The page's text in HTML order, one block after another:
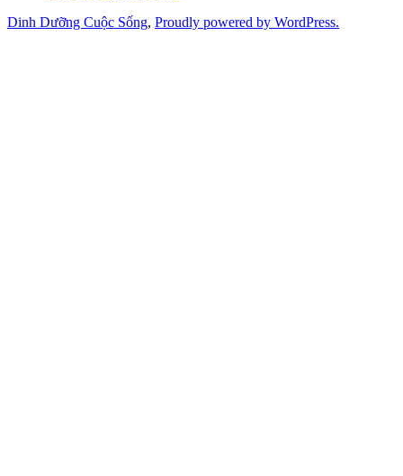
Dinh Dưỡng Cuộc Sống, Proudly powered by WordPress.